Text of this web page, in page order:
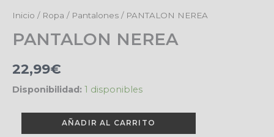
Inicio / Ropa / Pantalones / PANTALON NEREA
PANTALON NEREA
22,99€
Disponibilidad: 1 disponibles
PANTALON
cantidad
AÑADIR AL CARRITO